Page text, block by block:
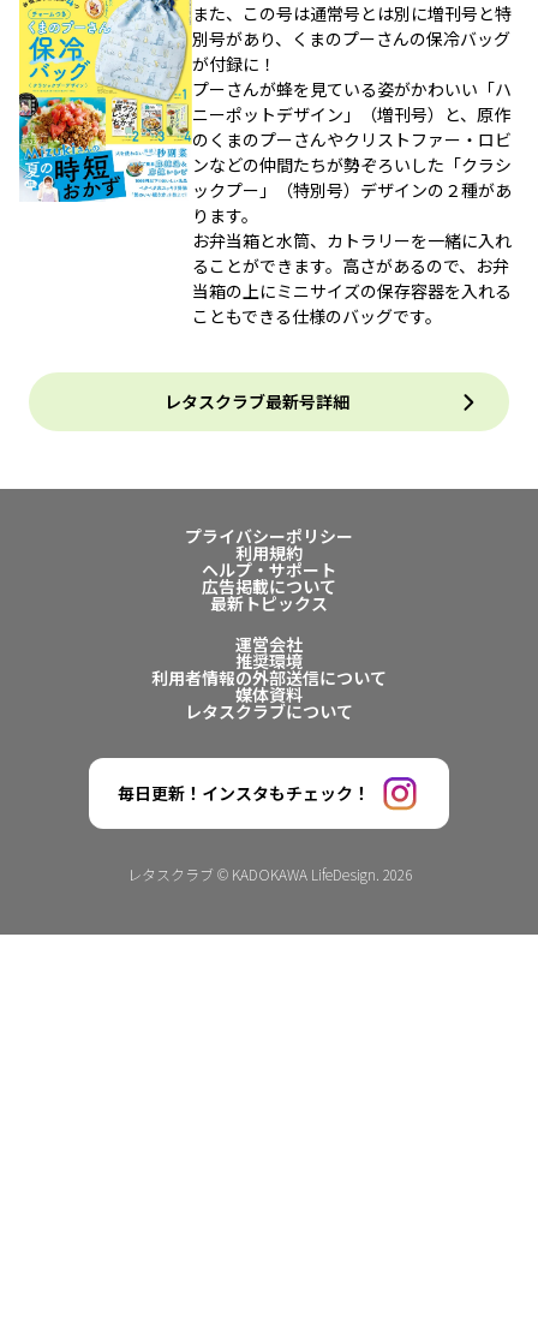
また、この号は通常号とは別に増刊号と特
別号があり、くまのプーさんの保冷バッグ
が付録に！
プーさんが蜂を見ている姿がかわいい「ハ
ニーポットデザイン」（増刊号）と、原作
のくまのプーさんやクリストファー・ロビ
ンなどの仲間たちが勢ぞろいした「クラシ
ックプー」（特別号）デザインの２種があ
ります。
お弁当箱と水筒、カトラリーを一緒に入れ
ることができます。高さがあるので、お弁
当箱の上にミニサイズの保存容器を入れる
こともできる仕様のバッグです。
レタスクラブ最新号詳細
プライバシーポリシー
利用規約
ヘルプ・サポート
広告掲載について
最新トピックス
運営会社
推奨環境
利用者情報の外部送信について
媒体資料
レタスクラブについて
毎日更新！インスタもチェック！
レタスクラブ © KADOKAWA LifeDesign. 2026